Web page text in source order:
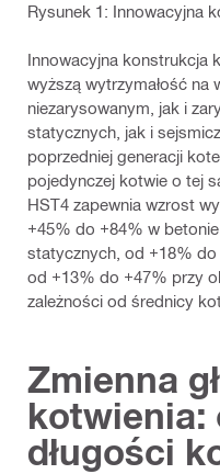
Rysunek 1: Innowacyjna
Innowacyjna konstrukcja
wyższą wytrzymałość na
niezarysowanym, jak i
statycznych, jak i
poprzedniej generacji
pojedynczej kotwie o tej
HST4 zapewnia wzrost
+45% do +84% w
statycznych, od +18%
od +13% do +47% przy
zależności od średnicy
Zmienna
kotwienia:
długości